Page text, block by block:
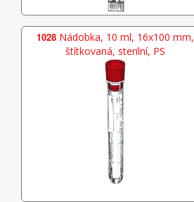
1028 Nádobka, 10 ml, 16x100 mm,
štítkovaná, sterilní, PS